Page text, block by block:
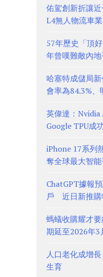
佑駕創新折讓
L4無人物流車
57年歷史「頂
年曾嘆難敵內
哈塞特成儲局
會率為84.3%、
英偉達：
Google TPU成
iPhone 17系列
奪全球最大智
ChatGPT據報
戶 近日新推購
螞蟻收購耀才
期延至2026年3
人口老化成增
生育